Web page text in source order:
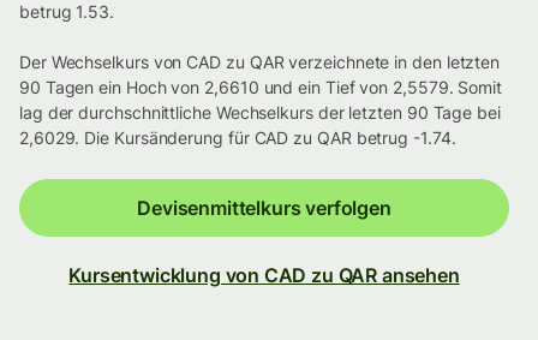
betrug 1.53.
Der Wechselkurs von CAD zu QAR verzeichnete in den letzten
90 Tagen ein Hoch von 2,6610 und ein Tief von 2,5579. Somit
lag der durchschnittliche Wechselkurs der letzten 90 Tage bei
2,6029. Die Kursänderung für CAD zu QAR betrug -1.74.
Devisenmittelkurs verfolgen
Kursentwicklung von CAD zu QAR ansehen